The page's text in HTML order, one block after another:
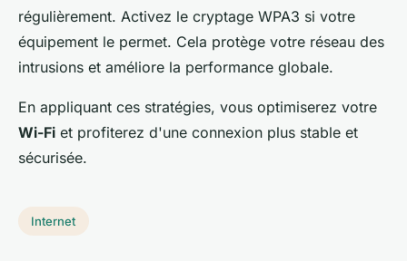
régulièrement. Activez le cryptage WPA3 si votre
équipement le permet. Cela protège votre réseau des
intrusions et améliore la performance globale.
En appliquant ces stratégies, vous optimiserez votre
Wi-Fi et profiterez d'une connexion plus stable et
sécurisée.
Internet